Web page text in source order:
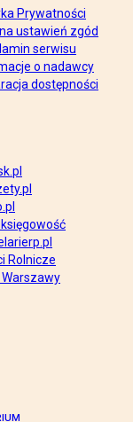
Prywatności
ustawień zgód
serwisu
o nadawcy
dostępności
księgowość
Rolnicze
Warszawy